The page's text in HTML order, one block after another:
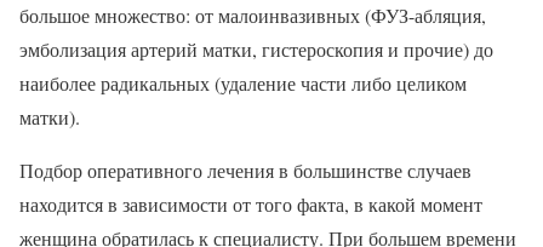
большое множество: от малоинвазивных (ФУЗ-абляция,
эмболизация артерий матки, гистероскопия и прочие) до
наиболее радикальных (удаление части либо целиком
матки).
Подбор оперативного лечения в большинстве случаев
находится в зависимости от того факта, в какой момент
женщина обратилась к специалисту. При большем времени